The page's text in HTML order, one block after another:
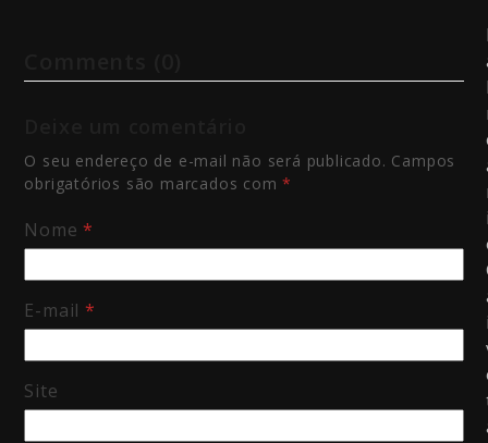
O seu endereço de e-mail não será publicado. Campos
obrigatórios são marcados com*
Nome*
E-mail*
Site